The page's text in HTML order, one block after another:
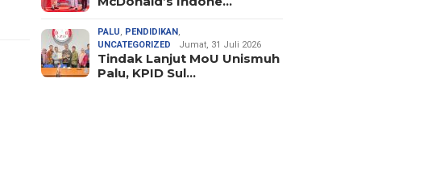
PALU, PENDIDIKAN,
UNCATEGORIZED
Jumat, 31 Juli 2026
Tindak Lanjut MoU Unismuh
Palu, KPID Sul…